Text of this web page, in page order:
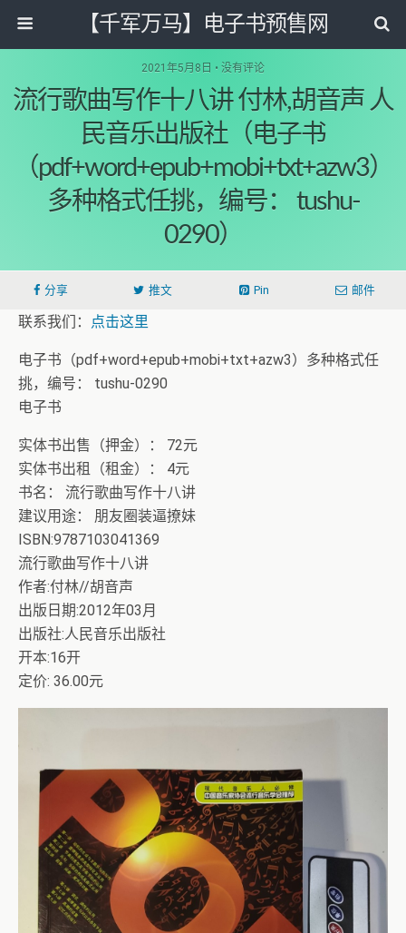
【千军万马】电子书预售网
2021年5月8日 • 没有评论
流行歌曲写作十八讲 付林,胡音声 人
民音乐出版社（电子书
（pdf+word+epub+mobi+txt+azw3）
多种格式任挑，编号： tushu-
0290）
分享 推文 Pin 邮件
联系我们： 点击这里
电子书（pdf+word+epub+mobi+txt+azw3）多种格式任
挑，编号： tushu-0290
电子书
实体书出售（押金）： 72元
实体书出租（租金）： 4元
书名： 流行歌曲写作十八讲
建议用途： 朋友圈装逼撩妹
ISBN:9787103041369
流行歌曲写作十八讲
作者:付林//胡音声
出版日期:2012年03月
出版社:人民音乐出版社
开本:16开
定价: 36.00元